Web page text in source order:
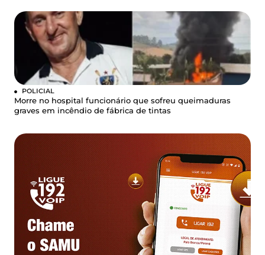
POLICIAL
Morre no hospital funcionário que sofreu queimaduras
graves em incêndio de fábrica de tintas